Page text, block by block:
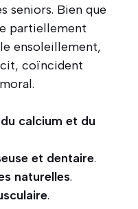
seniors. Bien que
partiellement
ensoleillement,
coïncident
calcium et du
et dentaire.
naturelles.
.